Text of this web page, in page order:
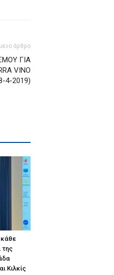
άρθρο
ΓΙΑ
VINO
4-2019)
της
Κιλκίς